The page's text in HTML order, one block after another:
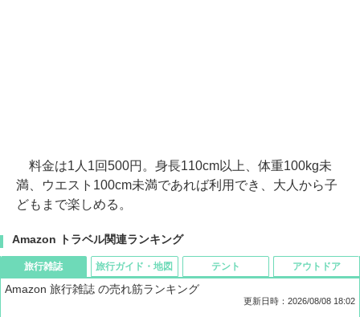
料金は1人1回500円。身長110cm以上、体重100kg未
満、ウエスト100cm未満であれば利用でき、大人から子
どもまで楽しめる。
Amazon トラベル関連ランキング
旅行雑誌
Amazon 旅行雑誌 の売れ筋ランキング
更新日時：2026/08/08 18:02
旅行ガイド・地図 テント アウトドア